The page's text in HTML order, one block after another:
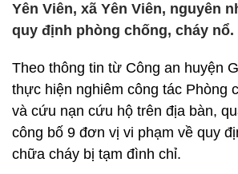
Yên Viên, xã Yên Viên, nguyên
quy định phòng chống, cháy nổ.
Theo thông tin từ Công an huyện
thực hiện nghiêm công tác Phòng
và cứu nạn cứu hộ trên địa bàn,
công bố 9 đơn vị vi phạm về quy
chữa cháy bị tạm đình chỉ.